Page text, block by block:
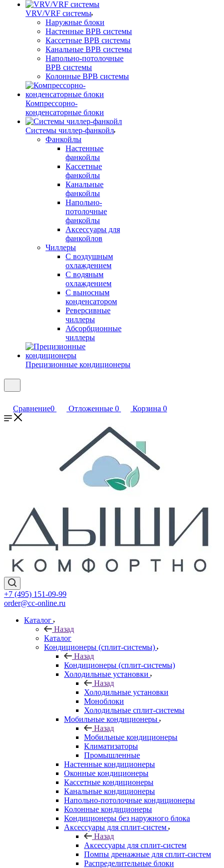
VRV/VRF системы
Наружные блоки
Настенные ВРВ системы
Кассетные ВРВ системы
Канальные ВРВ системы
Напольно-потолочные
ВРВ системы
Колонные ВРВ системы
Компрессорно-
конденсаторные блоки
Системы чиллер-фанкойл
Фанкойлы
Настенные
фанкойлы
Кассетные
фанкойлы
Канальные
фанкойлы
Напольно-
потолочные
фанкойлы
Аксессуары для
фанкойлов
Чиллеры
С воздушным
охлаждением
С водяным
охлаждением
С выносным
конденсатором
Реверсивные
чиллеры
Абсорбционные
чиллеры
Прецизионные кондиционеры
Сравнение0 Отложенные 0 Корзина 0
+7 (495) 151-09-99
order@cc-online.ru
Каталог
Назад
Каталог
Кондиционеры (сплит-системы)
Назад
Кондиционеры (сплит-системы)
Холодильные установки
Назад
Холодильные установки
Моноблоки
Холодильные сплит-системы
Мобильные кондиционеры
Назад
Мобильные кондиционеры
Климатизаторы
Промышленные
Настенные кондиционеры
Оконные кондиционеры
Кассетные кондиционеры
Канальные кондиционеры
Напольно-потолочные кондиционеры
Колонные кондиционеры
Кондиционеры без наружного блока
Аксессуары для сплит-систем
Назад
Аксессуары для сплит-систем
Помпы дренажные для сплит-систем
Распределительные блоки